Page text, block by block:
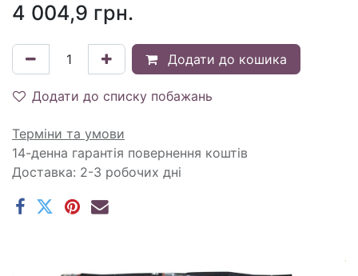
4 004,9 грн.
Додати до кошика
Додати до списку побажань
Терміни та умови
14-денна гарантія повернення коштів
Доставка: 2-3 робочих дні